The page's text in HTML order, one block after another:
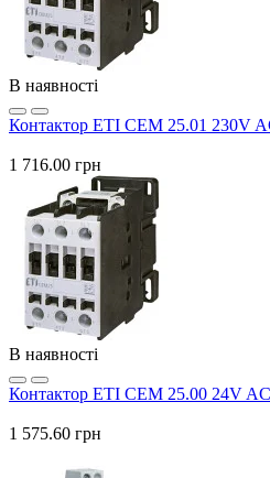
В наявності
Контактор ETI CEM 25.01 230V
1 716.00 грн
В наявності
Контактор ETI CEM 25.00 24V
1 575.60 грн